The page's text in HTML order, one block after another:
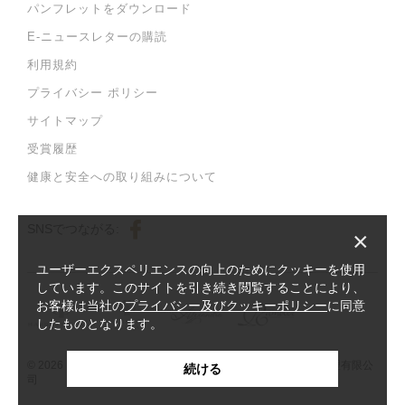
パンフレットをダウンロード
E-ニュースレターの購読
利用規約
プライバシー ポリシー
サイトマップ
受賞履歴
健康と安全への取り組みについて
© 2026 Harbour Plaza Hotel Management Limited 海逸酒店管理有限公
×
ユーザーエクスペリエンスの向上のためにクッキーを使用
しています。このサイトを引き続き閲覧することにより、
お客様は当社のプライバシー及びクッキーポリシーに同意
したものとなります。
続ける